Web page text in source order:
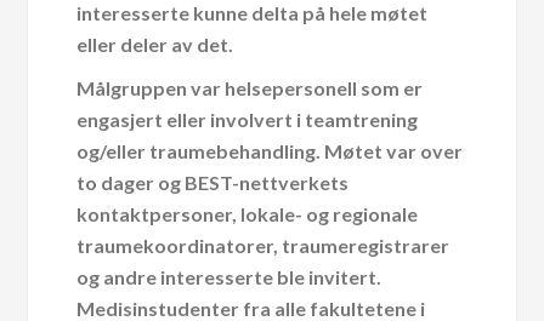
interesserte kunne delta på hele møtet
eller deler av det.
Målgruppen var helsepersonell som er
engasjert eller involvert i teamtrening
og/eller traumebehandling. Møtet var over
to dager og BEST-nettverkets
kontaktpersoner, lokale- og regionale
traumekoordinatorer, traumeregistrarer
og andre interesserte ble invitert.
Medisinstudenter fra alle fakultetene i